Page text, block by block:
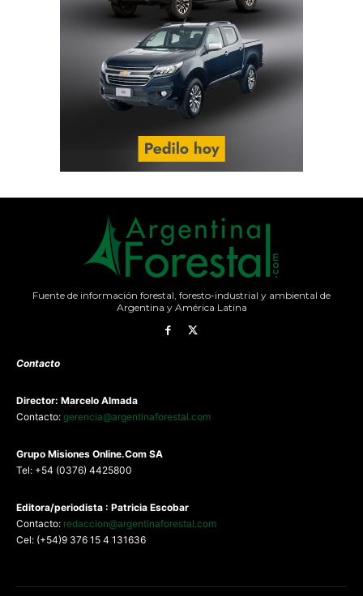
Fuente de información forestal, foresto-industrial y ambiental de
Argentina y América Latina
Contacto
Director: Marcelo Almada
Contacto: gerencia@argentinaforestal.com
Grupo Misiones Online.Com SA
Tel: +54 (0376) 4425800
Editora/periodista : Patricia Escobar
Contacto: redaccion@argentinaforestal.com
Cel: (+54)9 376 15 4 131636